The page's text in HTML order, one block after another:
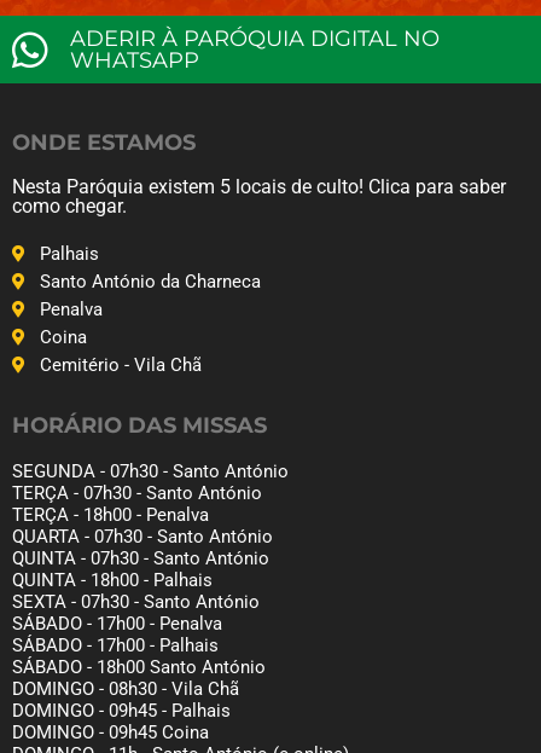
ADERIR À PARÓQUIA DIGITAL NO
WHATSAPP
ONDE ESTAMOS
Nesta Paróquia existem 5 locais de culto! Clica para saber
como chegar.
Palhais
Santo António da Charneca
Penalva
Coina
Cemitério - Vila Chã
HORÁRIO DAS MISSAS
SEGUNDA - 07h30 - Santo António
TERÇA - 07h30 - Santo António
TERÇA - 18h00 - Penalva
QUARTA - 07h30 - Santo António
QUINTA - 07h30 - Santo António
QUINTA - 18h00 - Palhais
SEXTA - 07h30 - Santo António
SÁBADO - 17h00 - Penalva
SÁBADO - 17h00 - Palhais
SÁBADO - 18h00 Santo António
DOMINGO - 08h30 - Vila Chã
DOMINGO - 09h45 - Palhais
DOMINGO - 09h45 Coina